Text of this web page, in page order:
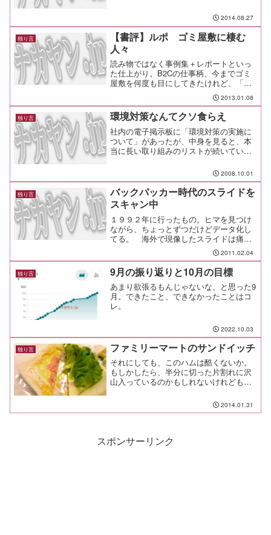
2014.08.27
独り言
【書評】ルポ ゴミ屋敷に棲む
人々
読み物ではなく事例集＋レポートといっ
た仕上がり。B2Cの仕事柄、今までゴミ
屋敷を何度も目にしてきたけれど、「な
るほど、ゴミ屋敷に至る道は様々なのだ
な」と改めて考えさせられる一冊。第1
章 セルフ・ネグレクトとは何か第2章
事例でみるセルフ・ネ...
2013.01.08
独り言 環境対策なんてクソ食らえ
社内の電子掲示板に「環境対策の実施に
ついて」があったが、中身を見ると、本
当に長い取り組みのリストが続いてい
2008.10.01
独り言
バックパッカー時代のスライドを
スキャン中
１９９２年に行ったもの。ヒマを見つけ
ながら、ちょっとずつだけどデータ化し
てる。 海外で現像したスライドは痛み
始めていたり、カビが発生していたりし
て、かなりショック。 清掃方法も調べ
なきゃ。
2011.02.04
独り言 9月の振り返りと10月の目標
あまり欲張るもんじゃないな、と思った9
月。できたこと、できなかったことはコ
レ。
2022.10.03
独り言 ファミリーマートのサンドイッチ
それにしても、このハムは酷くないか。
もしかしたら、半分に切った片割れに沢
山入っているのかもしれないけれども、
ていない。コンビニのサンドイッチはく
じ引きとなったか。
2014.01.31
スポンサーリンク